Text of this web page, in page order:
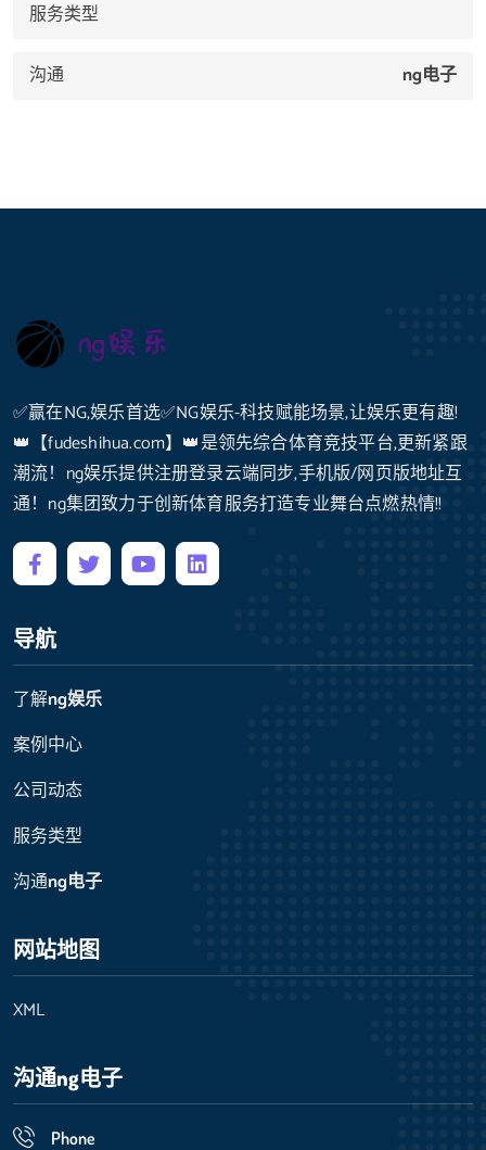
服务类型
沟通 ng电子
✅赢在NG,娱乐首选✅NG娱乐-科技赋能场景,让娱乐更有趣!
👑【fudeshihua.com】👑是领先综合体育竞技平台,更新紧跟
潮流！ng娱乐提供注册登录云端同步,手机版/网页版地址互
通！ng集团致力于创新体育服务打造专业舞台点燃热情!!
导航
了解ng娱乐
案例中心
公司动态
服务类型
沟通ng电子
网站地图
XML
沟通ng电子
Phone